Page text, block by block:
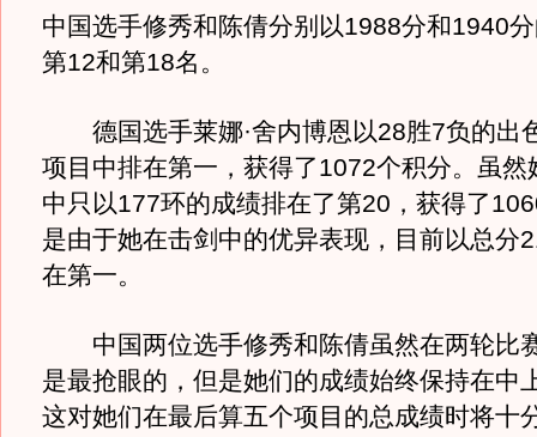
中国选手修秀和陈倩分别以1988分和1940
第12和第18名。
德国选手莱娜·舍内博恩以28胜7负的出
项目中排在第一，获得了1072个积分。虽然
中只以177环的成绩排在了第20，获得了
是由于她在击剑中的优异表现，目前以总分
在第一。
中国两位选手修秀和陈倩虽然在两轮比
是最抢眼的，但是她们的成绩始终保持在中
这对她们在最后算五个项目的总成绩时将十